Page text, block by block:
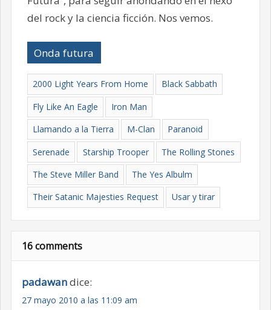
del rock y la ciencia ficción. Nos vemos.
Onda futura
2000 Light Years From Home
Black Sabbath
Fly Like An Eagle
Iron Man
Llamando a la Tierra
M-Clan
Paranoid
Serenade
Starship Trooper
The Rolling Stones
The Steve Miller Band
The Yes Albulm
Their Satanic Majesties Request
Usar y tirar
16 comments
padawandice:
27 mayo 2010 a las 11:09 am